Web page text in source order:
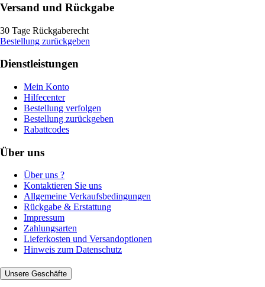
Versand und Rückgabe
30 Tage Rückgaberecht
Bestellung zurückgeben
Dienstleistungen
Mein Konto
Hilfecenter
Bestellung verfolgen
Bestellung zurückgeben
Rabattcodes
Über uns
Über uns ?
Kontaktieren Sie uns
Allgemeine Verkaufsbedingungen
Rückgabe & Erstattung
Impressum
Zahlungsarten
Lieferkosten und Versandoptionen
Hinweis zum Datenschutz
Unsere Geschäfte